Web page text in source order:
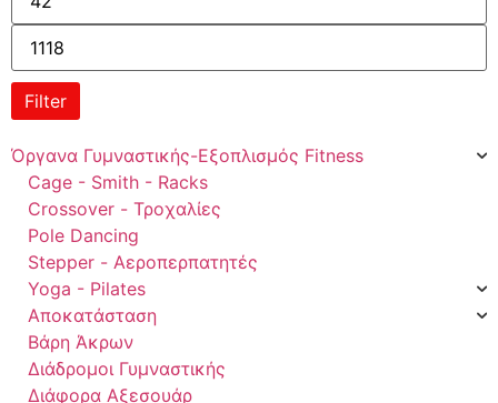
Filter
Όργανα Γυμναστικής-Εξοπλισμός Fitness
Cage - Smith - Racks
Crossover - Τροχαλίες
Pole Dancing
Stepper - Αεροπερπατητές
Yoga - Pilates
Αποκατάσταση
Βάρη Άκρων
Διάδρομοι Γυμναστικής
Διάφορα Αξεσουάρ